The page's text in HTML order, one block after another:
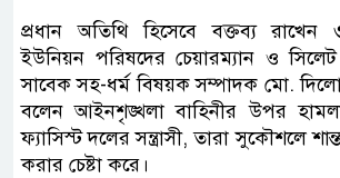
প্রধান অতিথি হিসেবে বক্তব্য
ইউনিয়ন পরিষদের চেয়ারম্যান ও
সাবেক সহ-ধর্ম বিষয়ক সম্পাদক মো.
বলেন আইনশৃঙ্খলা বাহিনীর উপর
ফ্যাসিস্ট দলের সন্ত্রাসী, তারা সুকৌশলে
করার চেষ্টা করে।